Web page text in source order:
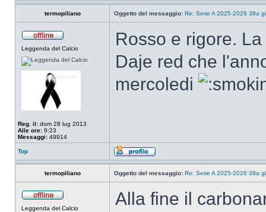
termopiliano Oggetto del messaggio: Re: Serie A 2025-2026 38a
Leggenda del Calcio
Reg. il: dom 28 lug 2013
Alle ore: 9:23
Messaggi: 49914
Rosso e rigore.
Daje red che
mercoledi
Top
termopiliano Oggetto del messaggio: Re: Serie A 2025-2026 38a
Leggenda del Calcio Alla fine il